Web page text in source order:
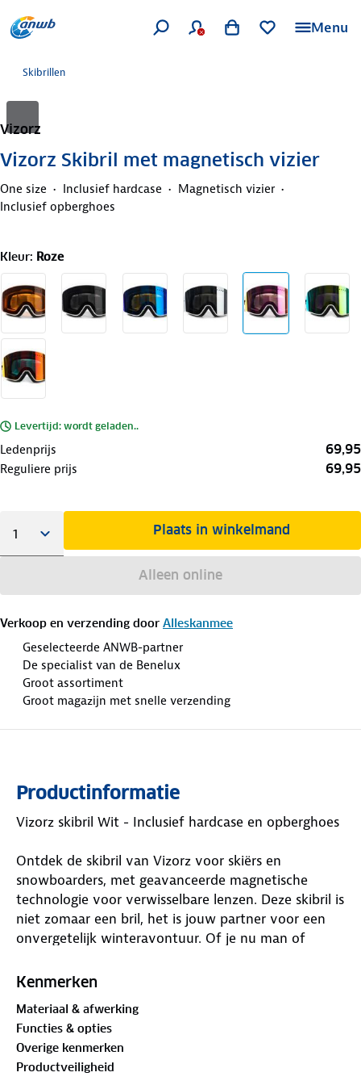
Menu
Skibrillen
Vizorz
Vizorz Skibril met magnetisch vizier
One size Inclusief hardcase
Magnetisch vizier
Inclusief opberghoes
Kleur: Roze
Levertijd: wordt geladen..
Ledenprijs 69,95
Reguliere prijs 69,95
Plaats in winkelmand
Alleen online
Verkoop en verzending door Alleskanmee
Geselecteerde ANWB-partner
De specialist van de Benelux
Groot assortiment
Groot magazijn met snelle verzending
Productinformatie
Vizorz skibril Wit - Inclusief hardcase en opberghoes
Ontdek de skibril van Vizorz voor skiërs en
snowboarders, met geavanceerde magnetische
technologie voor verwisselbare lenzen. Deze skibril is
niet zomaar een bril, het is jouw partner voor een
onvergetelijk winteravontuur. Of je nu man of
Betrouwbaar en bestendig, deze magneetbril tilt
Waar is deze Vizorz skibril Wit - Inclusief hardcase en
opberghoes geschikt voor?
De Vizorz skibril met magnetisch vizier is geschikt
Kenmerken
Materiaal & afwerking
Functies & opties
Overige kenmerken
Productveiligheid